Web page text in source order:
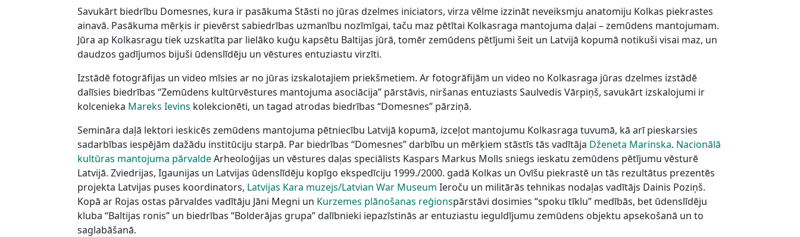
Savukārt biedrību Domesnes, kura ir pasākuma Stāsti no jūras dzelmes iniciators, virza vēlme izzināt neveiksmju anatomiju Kolkas piekrastes
ainavā. Pasākuma mērķis ir pievērst sabiedrības uzmanību nozīmīgai, taču maz pētītai Kolkasraga mantojuma daļai – zemūdens mantojumam.
Jūra ap Kolkasragu tiek uzskatīta par lielāko kuģu kapsētu Baltijas jūrā, tomēr zemūdens pētījumi šeit un Latvijā kopumā notikuši visai maz, un
daudzos gadījumos bijuši ūdenslīdēju un vēstures entuziastu virzīti.
Izstādē fotogrāfijas un video mīsies ar no jūras izskalotajiem priekšmetiem. Ar fotogrāfijām un video no Kolkasraga jūras dzelmes izstādē
dalīsies biedrības “Zemūdens kultūrvēstures mantojuma asociācija” pārstāvis, niršanas entuziasts Saulvedis Vārpiņš, savukārt izskalojumi ir
kolcenieka Mareks Ievins kolekcionēti, un tagad atrodas biedrības “Domesnes” pārziņā.
Semināra daļā lektori ieskicēs zemūdens mantojuma pētniecību Latvijā kopumā, izceļot mantojumu Kolkasraga tuvumā, kā arī pieskarsies
sadarbības iespējām dažādu institūciju starpā. Par biedrības “Domesnes” darbību un mērķiem stāstīs tās vadītāja Dženeta Marinska. Nacionālā
kultūras mantojuma pārvaldeArheoloģijas un vēstures daļas speciālists Kaspars Markus Molls sniegs ieskatu zemūdens pētījumu vēsturē
Latvijā. Zviedrijas, Igaunijas un Latvijas ūdenslīdēju kopīgo ekspedīciju 1999./2000. gadā Kolkas un Ovīšu piekrastē un tās rezultātus prezentēs
projekta Latvijas puses koordinators, Latvijas Kara muzejs/Latvian War Museum Ieroču un militārās tehnikas nodaļas vadītājs Dainis Poziņš.
Kopā ar Rojas ostas pārvaldes vadītāju Jāni Megni un Kurzemes plānošanas reģionspārstāvi dosimies “spoku tīklu” medībās, bet ūdenslīdēju
kluba “Baltijas ronis” un biedrības “Bolderājas grupa” dalībnieki iepazīstinās ar entuziastu ieguldījumu zemūdens objektu apsekošanā un to
saglabāšanā.